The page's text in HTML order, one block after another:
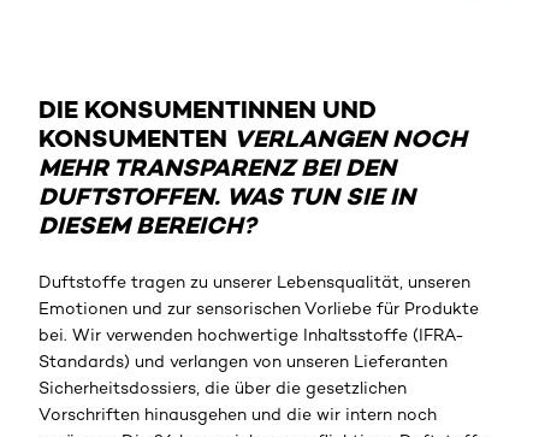
DIE KONSUMENTINNEN UND
KONSUMENTEN VERLANGEN NOCH
MEHR TRANSPARENZ BEI DEN
DUFTSTOFFEN. WAS TUN SIE IN
DIESEM BEREICH?
Duftstoffe tragen zu unserer Lebensqualität, unseren
Emotionen und zur sensorischen Vorliebe für Produkte
bei. Wir verwenden hochwertige Inhaltsstoffe (IFRA-
Standards) und verlangen von unseren Lieferanten
Sicherheitsdossiers, die über die gesetzlichen
Vorschriften hinausgehen und die wir intern noch